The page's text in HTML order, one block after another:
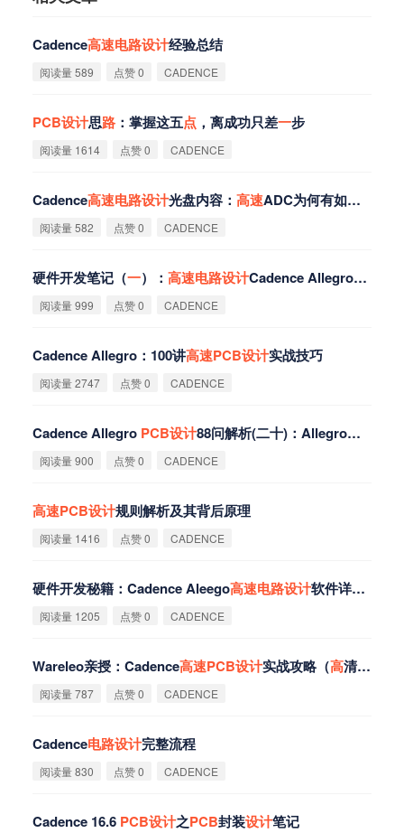
Cadence高速电路设计经验总结
阅读量 589 点赞 0 CADENCE
PCB设计思路 ：掌握这五点 ，离成功只差一步
阅读量 1614 点赞 0 CADENCE
Cadence高速电路设计光盘内容： 高速ADC为何有如此多
阅读量 582 点赞 0 CADENCE
硬件开发笔记（一）： 高速电路设计Cadence Allegro软件介绍与安装过程
阅读量 999 点赞 0 CADENCE
Cadence Allegro：100讲高速PCB设计实战技巧
阅读量 2747 点赞 0 CADENCE
Cadence Allegro PCB设计88问解析(二十)：Allegro中格
阅读量 900 点赞 0 CADENCE
高速PCB设计规则解析及其背后原理
阅读量 1416 点赞 0 CADENCE
硬件开发秘籍：Cadence Aleego高速电路设计软件详解与安装
阅读量 1205 点赞 0 CADENCE
Wareleo亲授：Cadence高速PCB设计实战攻略（高清159讲，11G）
阅读量 787 点赞 0 CADENCE
Cadence电路设计完整流程
阅读量 830 点赞 0 CADENCE
Cadence 16.6 PCB设计之PCB封装设计笔记